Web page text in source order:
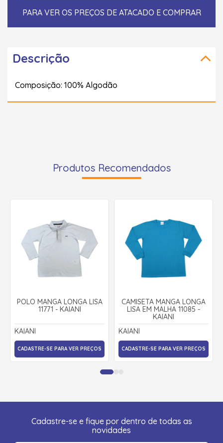
PARA VER OS PREÇOS DE ATACADO E COMPRAR
Descrição
Composição: 100% Algodão
Produtos Recomendados
POLO MANGA LONGA LISA
11771 - KAIANI
KAIANI
CADASTRE-SE PARA VER PREÇOS
CAMISETA MANGA LONGA
LISA EM MALHA 11085 -
KAIANI
KAIANI
CADASTRE-SE PARA VER PREÇOS
Cadastre-se e fique por dentro de todas as
novidades